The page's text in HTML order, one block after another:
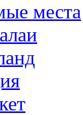
места